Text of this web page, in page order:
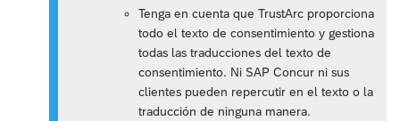
Tenga en cuenta que TrustArc proporciona
todo el texto de consentimiento y gestiona
todas las traducciones del texto de
consentimiento. Ni SAP Concur ni sus
clientes pueden repercutir en el texto o la
traducción de ninguna manera.